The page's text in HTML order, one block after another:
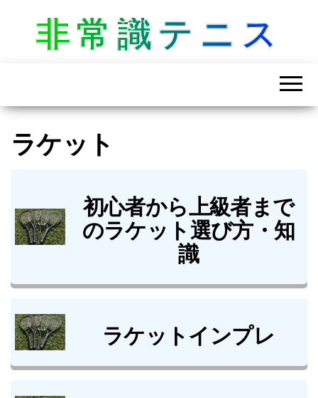
非常識テニス
ラケット
初心者から上級者まで
のラケット選び方・知
識
ラケットインプレ